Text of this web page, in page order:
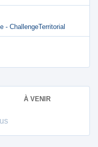
- ChallengeTerritorial
À VENIR